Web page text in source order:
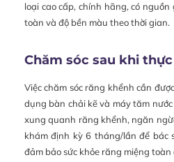
loại cao cấp, chính hãng, có
toàn và độ bền màu theo thời gian.
Chăm sóc sau khi
Việc chăm sóc răng khểnh cần
dụng bàn chải kẽ và máy tăm
xung quanh răng khểnh, ngăn
khám định kỳ 6 tháng/lần để bác
đảm bảo sức khỏe răng miệng toàn